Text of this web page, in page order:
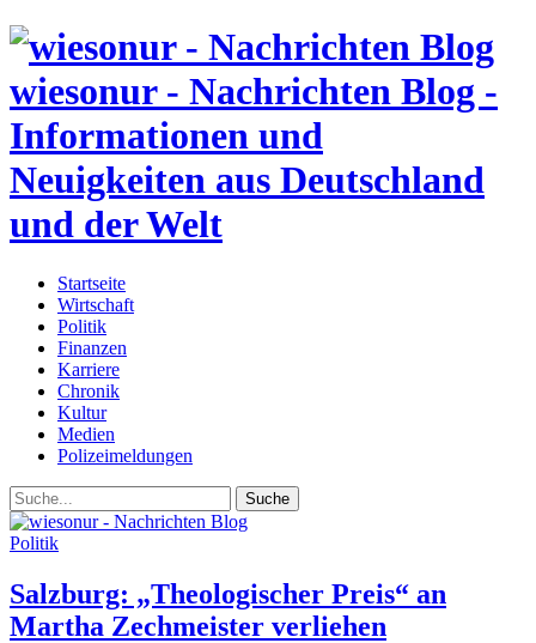
wiesonur - Nachrichten Blog -
Informationen und
Neuigkeiten aus Deutschland
und der Welt
Startseite
Wirtschaft
Politik
Finanzen
Karriere
Chronik
Kultur
Medien
Polizeimeldungen
Politik
Salzburg: „Theologischer Preis“ an
Martha Zechmeister verliehen